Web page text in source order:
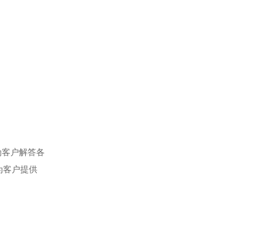
户解答各
客户提供